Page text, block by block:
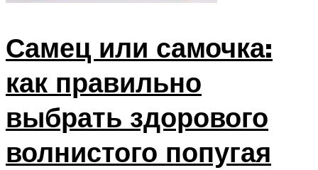
Самец или самочка:
как правильно
выбрать здорового
волнистого попугая